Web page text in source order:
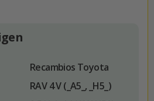
Recambios Toyota
RAV 4 V (_A5_, _H5_)